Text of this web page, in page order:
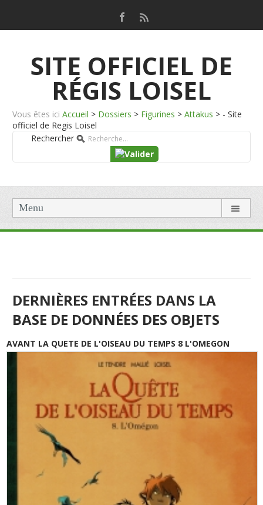
SITE OFFICIEL DE
RÉGIS LOISEL
Vous êtes ici Accueil > Dossiers > Figurines > Attakus > - Site
officiel de Regis Loisel
Rechercher
Menu
DERNIÈRES ENTRÉES DANS LA
BASE DE DONNÉES DES OBJETS
AVANT LA QUETE DE L'OISEAU DU TEMPS 8 L'OMEGON